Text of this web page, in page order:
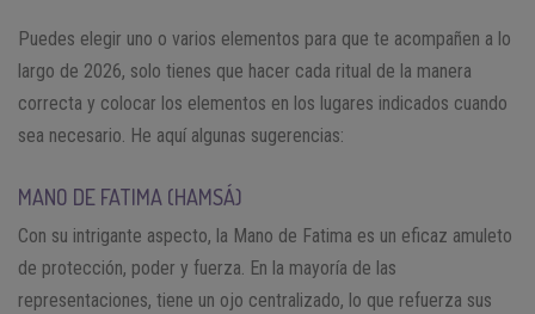
Puedes elegir uno o varios elementos para que te acompañen a lo
largo de 2026, solo tienes que hacer cada ritual de la manera
correcta y colocar los elementos en los lugares indicados cuando
sea necesario. He aquí algunas sugerencias:
MANO DE FATIMA (HAMSÁ)
Con su intrigante aspecto, la Mano de Fatima es un eficaz amuleto
de protección, poder y fuerza. En la mayoría de las
representaciones, tiene un ojo centralizado, lo que refuerza sus